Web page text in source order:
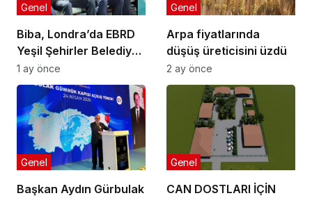
Biba, Londra’da EBRD
Yeşil Şehirler Belediye
Başkanları
Toplantısı’na katıldı
Genel
1 ay önce
Arpa fiyatlarında
düşüş üreticisini üzdü
Genel
2 ay önce
Başkan Aydın Gürbulak
Genel
CAN DOSTLARI İÇİN
Genel